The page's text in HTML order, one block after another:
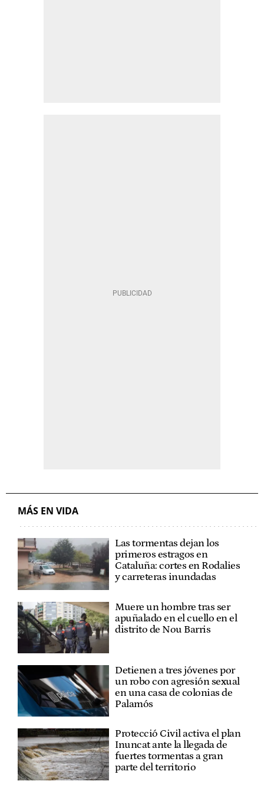
MÁS EN VIDA
Las tormentas dejan los
primeros estragos en
Cataluña: cortes en Rodalies
y carreteras inundadas
Muere un hombre tras ser
apuñalado en el cuello en el
distrito de Nou Barris
Detienen a tres jóvenes por
un robo con agresión sexual
en una casa de colonias de
Palamós
Protecció Civil activa el plan
Inuncat ante la llegada de
fuertes tormentas a gran
parte del territorio